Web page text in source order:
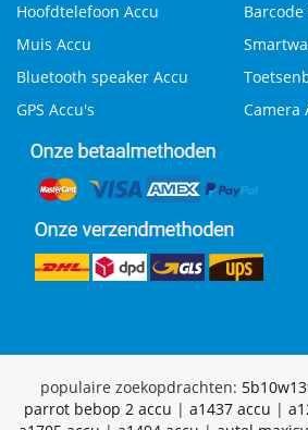
Hoofdtelefoon Accu
Muis Accu
Bluetooth speaker Accu
GPS Accu's
Camera
populaire zoekopdrachten:
parrot bebop 2 accu | a1437 accu |